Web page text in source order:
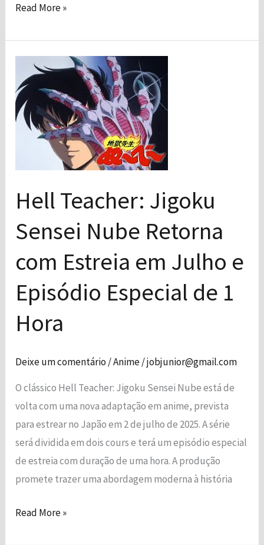
Read More »
Hell Teacher: Jigoku
Sensei Nube Retorna
com Estreia em Julho e
Episódio Especial de 1
Hora​
Deixe um comentário /Anime/jobjunior@gmail.com
O clássico Hell Teacher: Jigoku Sensei Nube está de
volta com uma nova adaptação em anime, prevista
para estrear no Japão em 2 de julho de 2025. A série
será dividida em dois cours e terá um episódio especial
de estreia com duração de uma hora.​ A produção
promete trazer uma abordagem moderna à história
Teacher:
Jigoku
Sensei
Nube
com
Estreia
em
Julho
Episódio
Especial
de
1
Read More »